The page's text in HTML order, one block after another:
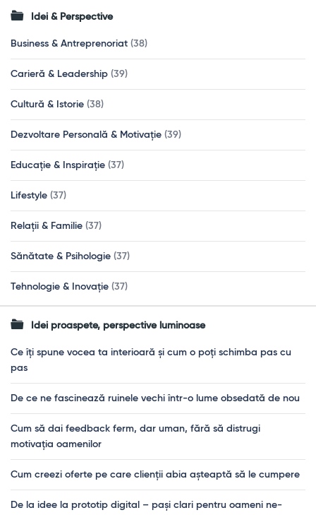
Idei & Perspective
Business & Antreprenoriat (38)
Carieră & Leadership (39)
Cultură & Istorie (38)
Dezvoltare Personală & Motivație (39)
Educație & Inspirație (37)
Lifestyle (37)
Relații & Familie (37)
Sănătate & Psihologie (37)
Tehnologie & Inovație (37)
Idei proaspete, perspective luminoase
Ce îți spune vocea ta interioară și cum o poți schimba pas cu
pas
De ce ne fascinează ruinele vechi într-o lume obsedată de nou
Cum să dai feedback ferm, dar uman, fără să distrugi
motivația oamenilor
Cum creezi oferte pe care clienții abia așteaptă să le cumpere
De la idee la prototip digital – pași clari pentru oameni ne-